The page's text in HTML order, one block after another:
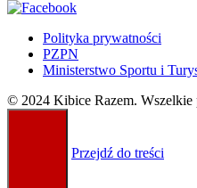
Polityka prywatności
PZPN
Ministerstwo Sportu i
© 2024 Kibice Razem. Wszelkie
Przejdź do treści